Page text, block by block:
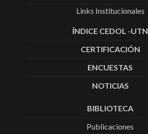
Links Institucionales
ÍNDICE CEDOL -UTN
CERTIFICACIÓN
ENCUESTAS
NOTICIAS
BIBLIOTECA
Publicaciones